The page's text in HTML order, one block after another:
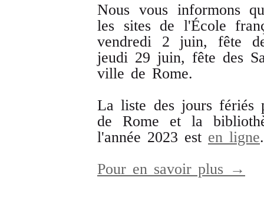
Nous vous informons
les sites de l'École
vendredi 2 juin, fête
jeudi 29 juin, fête des
ville de Rome.
La liste des jours fériés
de Rome et la
l'année 2023 est en ligne.
Pour en savoir plus →